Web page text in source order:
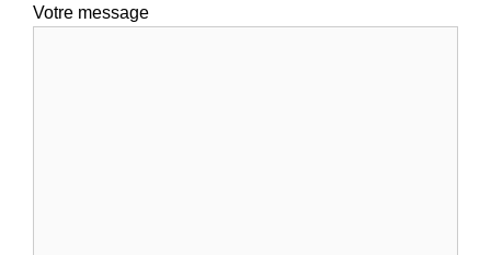
Votre message